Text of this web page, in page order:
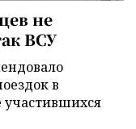
не
ВСУ
в